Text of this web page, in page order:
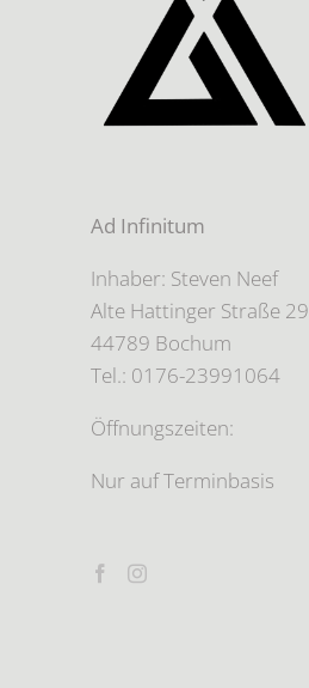
Ad Infinitum
Inhaber: Steven Neef
Alte Hattinger Straße 29
44789 Bochum
Tel.: 0176-23991064
Öffnungszeiten:
Nur auf Terminbasis